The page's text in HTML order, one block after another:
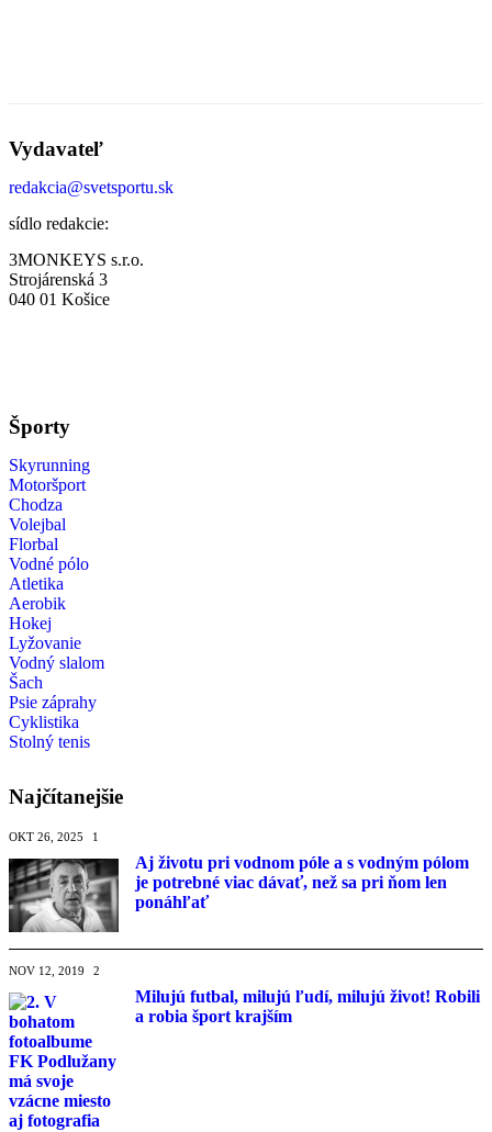
Vydavateľ
redakcia@svetsportu.sk
sídlo redakcie:
3MONKEYS s.r.o.
Strojárenská 3
040 01 Košice
Športy
Skyrunning
Motoršport
Chodza
Volejbal
Florbal
Vodné pólo
Atletika
Aerobik
Hokej
Lyžovanie
Vodný slalom
Šach
Psie záprahy
Cyklistika
Stolný tenis
Najčítanejšie
OKT 26, 2025 1
Aj životu pri vodnom póle a s vodným pólom
je potrebné viac dávať, než sa pri ňom len
ponáhľať
NOV 12, 2019 2
Milujú futbal, milujú ľudí, milujú život! Robili
a robia šport krajším